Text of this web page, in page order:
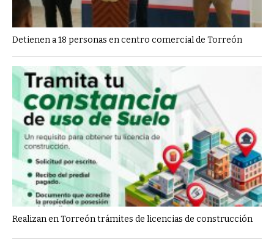
Detienen a 18 personas en centro comercial de Torreón
Realizan en Torreón trámites de licencias de construcción